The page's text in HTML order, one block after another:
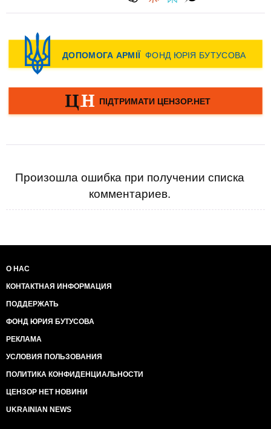
Произошла ошибка при получении списка
комментариев.
О НАС
КОНТАКТНАЯ ИНФОРМАЦИЯ
ПОДДЕРЖАТЬ
ФОНД ЮРИЯ БУТУСОВА
РЕКЛАМА
УСЛОВИЯ ПОЛЬЗОВАНИЯ
ПОЛИТИКА КОНФИДЕНЦИАЛЬНОСТИ
ЦЕНЗОР НЕТ НОВИНИ
UKRAINIAN NEWS